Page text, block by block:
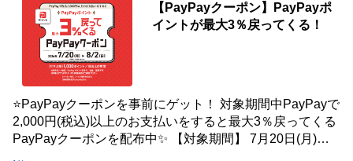
【PayPayクーポン】PayPayポ
イントが最大3％戻ってくる！
⭐PayPayクーポンを事前にゲット！ 対象期間中PayPayで
2,000円(税込)以上のお支払いをすると最大3％戻ってくる
PayPayクーポンを配布中✨ 【対象期間】 7月20日(月)～8